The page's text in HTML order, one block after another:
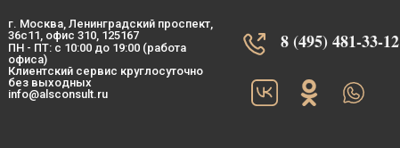
г. Москва, Ленинградский проспект,
36с11, офис 310, 125167
ПН - ПТ: с 10:00 до 19:00 (работа
офиса)
Клиентский сервис круглосуточно
без выходных
info@alsconsult.ru
8 (495) 481-33-12‬‬